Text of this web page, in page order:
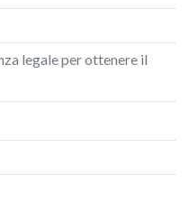
legale per ottenere il